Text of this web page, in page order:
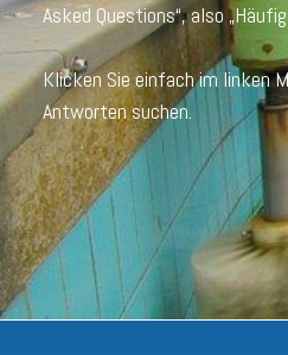
Asked Questions“, also
Klicken Sie einfach im linken
Antworten suchen.